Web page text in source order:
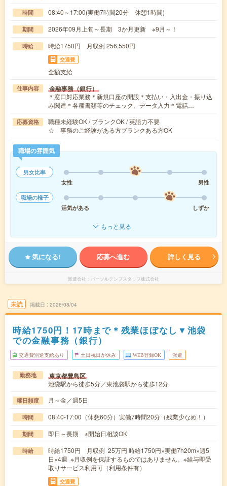
時間 08:40～17:00(実働7時間20分 休憩1時間)
期間 2026年09月上旬～長期 3か月更新 ※9月～！
時給 時給1750円 月収例 256,550円
交通費
全額支給
仕事内容 金融事務（銀行）
＊窓口対応業務＊新規口座の開設＊支払い・入出金・振り込
み関連＊各種書類等のチェック、データ入力＊電話…
応募資格
職種未経験OK / ブランクOK / 英語力不要
☆ 事務のご経験がある方ブランクある方OK
職場の雰囲気
男女比率
女性
男性
職場の様子
活気がある
しずか
もっと見る
気になる! 応募へ進む 詳しく見る
派遣会社 パーソルテンプスタッフ株式会社
未読 掲載日 2026/08/04
時給1750円！17時まで＊残業ほぼなし▼池袋
での金融事務（銀行）
交通費別途支給あり 土日祝日が休み WEB登録OK 派遣
勤務地 東京都豊島区
池袋駅から徒歩5分／東池袋駅から徒歩12分
曜日頻度 月～金／週5日
時間 08:40-17:00（休憩60分）実働7時間20分（残業少なめ！）
期間 即日～長期 ※開始日相談OK
時給
時給1750円 月収例 25万円 時給1750円×実働7h20m×週5
日×4週 ※月収例を保証するものではありません。※給与即受
取りサービス利用可（利用条件有）
交通費